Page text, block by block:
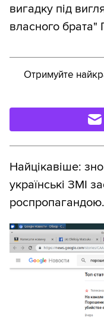
вигадку під
власного
Отримуйте
Найцікавіше:
українські ЗМІ
роспропагандою.